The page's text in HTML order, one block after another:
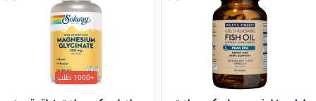
+1000 طلب